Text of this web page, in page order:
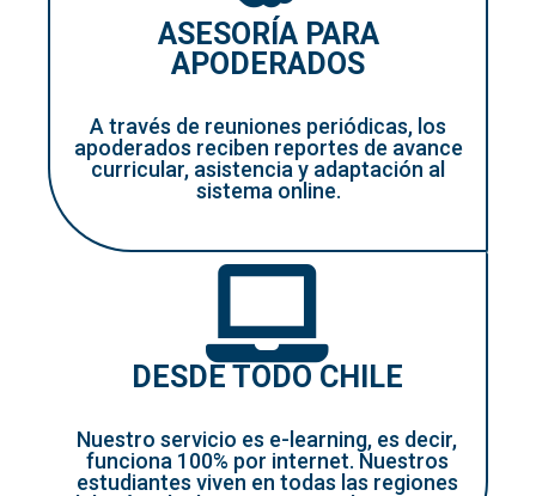
ASESORÍA PARA
APODERADOS
A través de reuniones periódicas, los
apoderados reciben reportes de avance
curricular, asistencia y adaptación al
sistema online.
DESDE TODO CHILE
Nuestro servicio es e-learning, es decir,
funciona 100% por internet. Nuestros
estudiantes viven en todas las regiones